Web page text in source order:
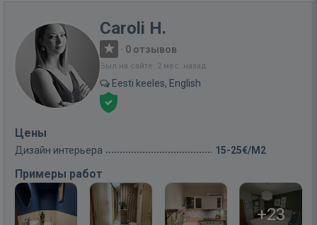
Caroli H.
· 0 отзывов
Был на сайте: 2 мес. назад
Eesti keeles, English
Цены
Дизайн интерьера 15-25€/M2
Примеры работ
+23